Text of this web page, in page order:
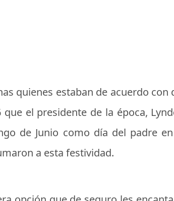
quienes estaban de acuerdo
el presidente de la época,
de Junio como día del padre
a esta festividad.